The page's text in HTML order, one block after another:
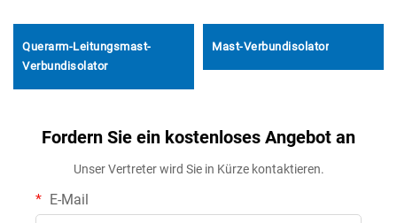
Querarm-Leitungsmast-
Verbundisolator
Mast-Verbundisolator
Fordern Sie ein kostenloses Angebot an
Unser Vertreter wird Sie in Kürze kontaktieren.
E-Mail